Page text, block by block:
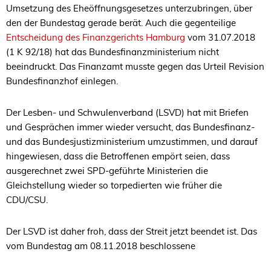
Umsetzung des Eheöffnungsgesetzes unterzubringen, über
den der Bundestag gerade berät. Auch die gegenteilige
Entscheidung des Finanzgerichts Hamburg vom 31.07.2018
(1 K 92/18) hat das Bundesfinanzministerium nicht
beeindruckt. Das Finanzamt musste gegen das Urteil Revision
Bundesfinanzhof einlegen.
Der Lesben- und Schwulenverband (LSVD) hat mit Briefen
und Gesprächen immer wieder versucht, das Bundesfinanz-
und das Bundesjustizministerium umzustimmen, und darauf
hingewiesen, dass die Betroffenen empört seien, dass
ausgerechnet zwei SPD-geführte Ministerien die
Gleichstellung wieder so torpedierten wie früher die
CDU/CSU.
Der LSVD ist daher froh, dass der Streit jetzt beendet ist. Das
vom Bundestag am 08.11.2018 beschlossene